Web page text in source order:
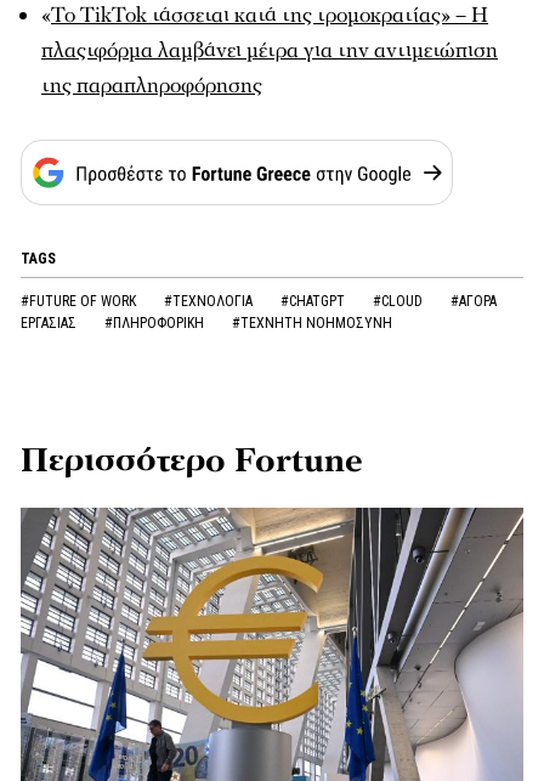
«Το TikTok τάσσεται κατά της τρομοκρατίας» – Η
πλαςτφόρμα λαμβάνει μέτρα για την αντιμετώπιση
της παραπληροφόρησης
TAGS
#FUTURE OF WORK #ΤΕΧΝΟΛΟΓΙΑ #CHATGPT #CLOUD
#ΑΓΟΡΑ
ΕΡΓΑΣΙΑΣ
#ΠΛΗΡΟΦΟΡΙΚΗ #ΤΕΧΝΗΤΗ ΝΟΗΜΟΣΥΝΗ
Περισσότερο Fortune